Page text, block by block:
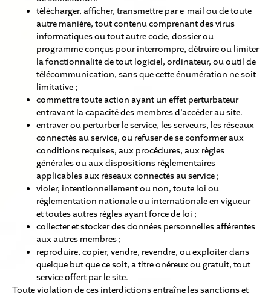
télécharger, afficher, transmettre par e-mail ou de toute
autre manière, tout contenu comprenant des virus
informatiques ou tout autre code, dossier ou
programme conçus pour interrompre, détruire ou limiter
la fonctionnalité de tout logiciel, ordinateur, ou outil de
télécommunication, sans que cette énumération ne soit
limitative ;
commettre toute action ayant un effet perturbateur
entravant la capacité des membres d’accéder au site.
entraver ou perturber le service, les serveurs, les réseaux
connectés au service, ou refuser de se conformer aux
conditions requises, aux procédures, aux règles
générales ou aux dispositions réglementaires
applicables aux réseaux connectés au service ;
violer, intentionnellement ou non, toute loi ou
réglementation nationale ou internationale en vigueur
et toutes autres règles ayant force de loi ;
collecter et stocker des données personnelles afférentes
aux autres membres ;
reproduire, copier, vendre, revendre, ou exploiter dans
quelque but que ce soit, a titre onéreux ou gratuit, tout
service offert par le site.
Toute violation de ces interdictions entraîne les sanctions et